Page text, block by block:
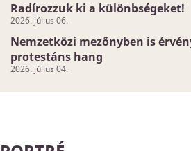
Radírozzuk ki a különbségeket!
2026. július 06.
Nemzetközi mezőnyben is
protestáns hang
2026. július 04.